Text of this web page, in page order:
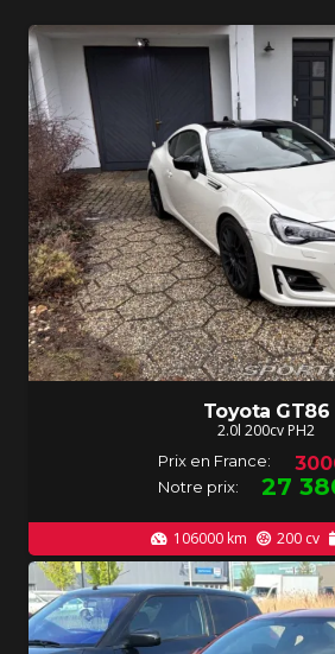
Toyota GT86
2.0l 200cv PH2
Prix en France:
Notre prix: 27
106000 km 200cv